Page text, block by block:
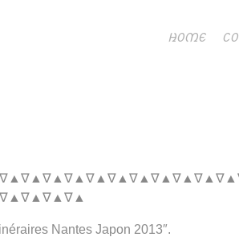
HOME
Nantes Japon 2013″.